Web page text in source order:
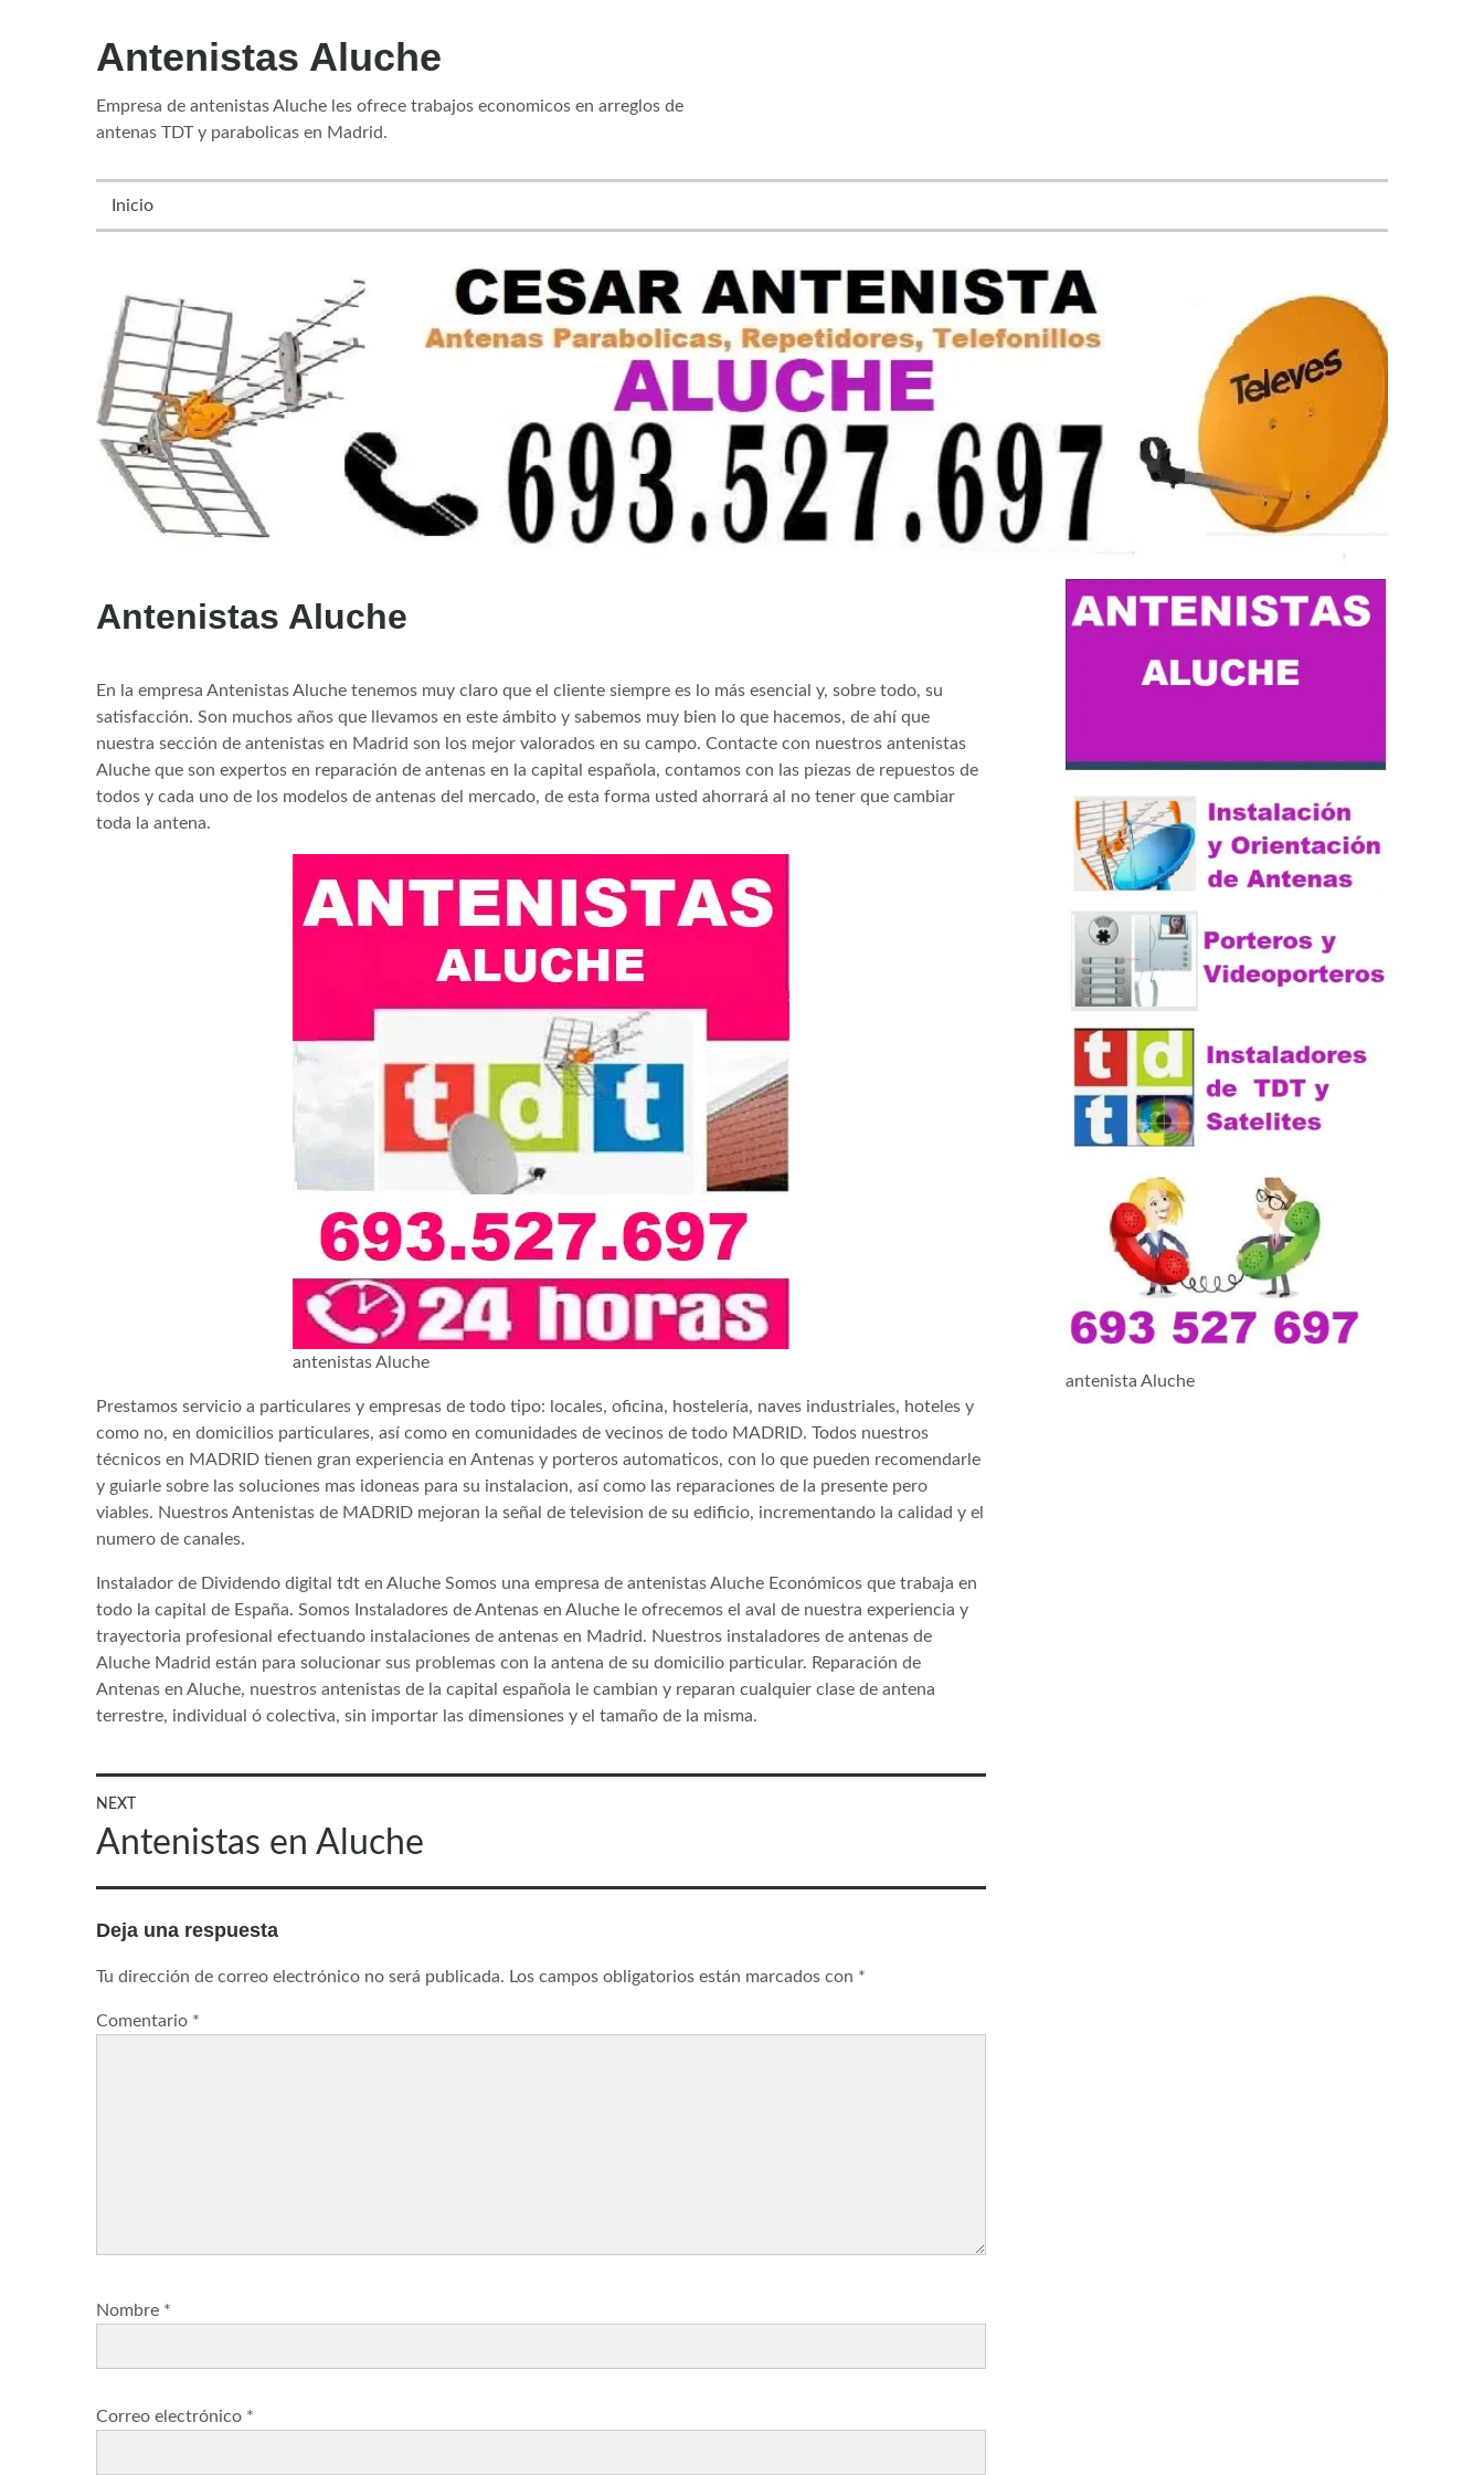
Antenistas Aluche
Empresa de antenistas Aluche les ofrece trabajos economicos en arreglos de
antenas TDT y parabolicas en Madrid.
Inicio
Antenistas Aluche
En la empresa Antenistas Aluche tenemos muy claro que el cliente siempre es lo más esencial y, sobre todo, su
satisfacción. Son muchos años que llevamos en este ámbito y sabemos muy bien lo que hacemos, de ahí que
nuestra sección de antenistas en Madrid son los mejor valorados en su campo. Contacte con nuestros antenistas
Aluche que son expertos en reparación de antenas en la capital española, contamos con las piezas de repuestos de
todos y cada uno de los modelos de antenas del mercado, de esta forma usted ahorrará al no tener que cambiar
toda la antena.
antenistas Aluche
Prestamos servicio a particulares y empresas de todo tipo: locales, oficina, hostelería, naves industriales, hoteles y
como no, en domicilios particulares, así como en comunidades de vecinos de todo MADRID. Todos nuestros
técnicos en MADRID tienen gran experiencia en Antenas y porteros automaticos, con lo que pueden recomendarle
y guiarle sobre las soluciones mas idoneas para su instalacion, así como las reparaciones de la presente pero
viables. Nuestros Antenistas de MADRID mejoran la señal de television de su edificio, incrementando la calidad y el
numero de canales.
Instalador de Dividendo digital tdt en Aluche Somos una empresa de antenistas Aluche Económicos que trabaja en
todo la capital de España. Somos Instaladores de Antenas en Aluche le ofrecemos el aval de nuestra experiencia y
trayectoria profesional efectuando instalaciones de antenas en Madrid. Nuestros instaladores de antenas de
Aluche Madrid están para solucionar sus problemas con la antena de su domicilio particular. Reparación de
Antenas en Aluche, nuestros antenistas de la capital española le cambian y reparan cualquier clase de antena
terrestre, individual ó colectiva, sin importar las dimensiones y el tamaño de la misma.
Navegación
de
entradas
NEXT
Next
post:
Antenistas en Aluche
Deja una respuesta
Tu dirección de correo electrónico no será publicada. Los campos obligatorios están marcados con *
Comentario *
Nombre *
Correo electrónico *
antenista Aluche